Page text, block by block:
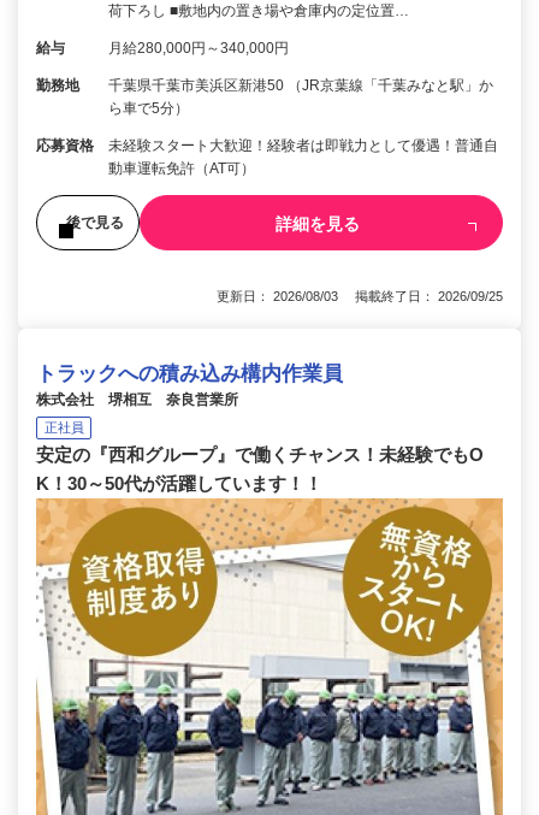
荷下ろし ■敷地内の置き場や倉庫内の定位置…
給与 月給280,000円～340,000円
勤務地
千葉県千葉市美浜区新港50 （JR京葉線「千葉みなと駅」か
ら車で5分）
応募資格
未経験スタート大歓迎！経験者は即戦力として優遇！普通自
動車運転免許（AT可）
後で見る 詳細を見る
更新日： 2026/08/03 掲載終了日： 2026/09/25
トラックへの積み込み構内作業員
株式会社 堺相互 奈良営業所
正社員
安定の『西和グループ』で働くチャンス！未経験でもO
K！30～50代が活躍しています！！